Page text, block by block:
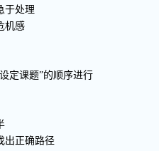
于处理
机感
定课题”的顺序进行
出正确路径